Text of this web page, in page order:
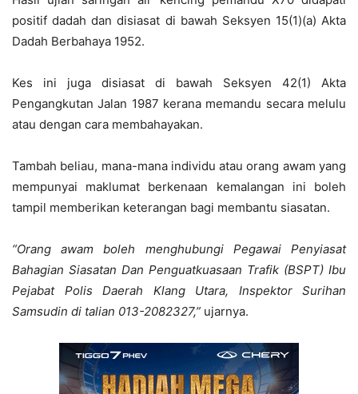
positif dadah dan disiasat di bawah Seksyen 15(1)(a) Akta
Dadah Berbahaya 1952.
Kes ini juga disiasat di bawah Seksyen 42(1) Akta
Pengangkutan Jalan 1987 kerana memandu secara melulu
atau dengan cara membahayakan.
Tambah beliau, mana-mana individu atau orang awam yang
mempunyai maklumat berkenaan kemalangan ini boleh
tampil memberikan keterangan bagi membantu siasatan.
“Orang awam boleh menghubungi Pegawai Penyiasat
Bahagian Siasatan Dan Penguatkuasaan Trafik (BSPT) Ibu
Pejabat Polis Daerah Klang Utara, Inspektor Surihan
Samsudin di talian 013-2082327,” ujarnya.